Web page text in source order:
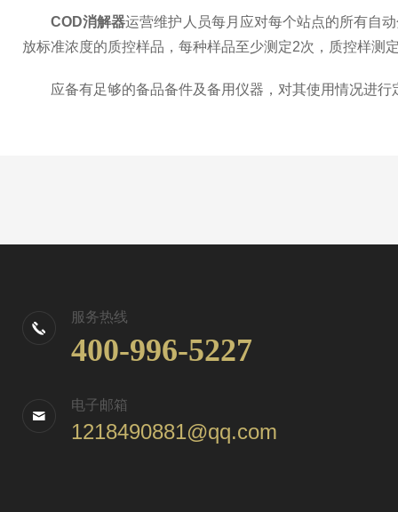
COD消解器运营维护人员每月应对每个站点的所有自
放标准浓度的质控样品，每种样品至少测定2次，质控样测
应备有足够的备品备件及备用仪器，对其使用情况进行
服务热线
400-996-5227
电子邮箱
1218490881@qq.com